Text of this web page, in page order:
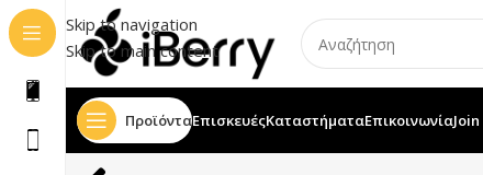
Skip to navigation
Skip to main content
ΠροϊόνταΕπισκευέςΚαταστήματαΕπικοινωνία